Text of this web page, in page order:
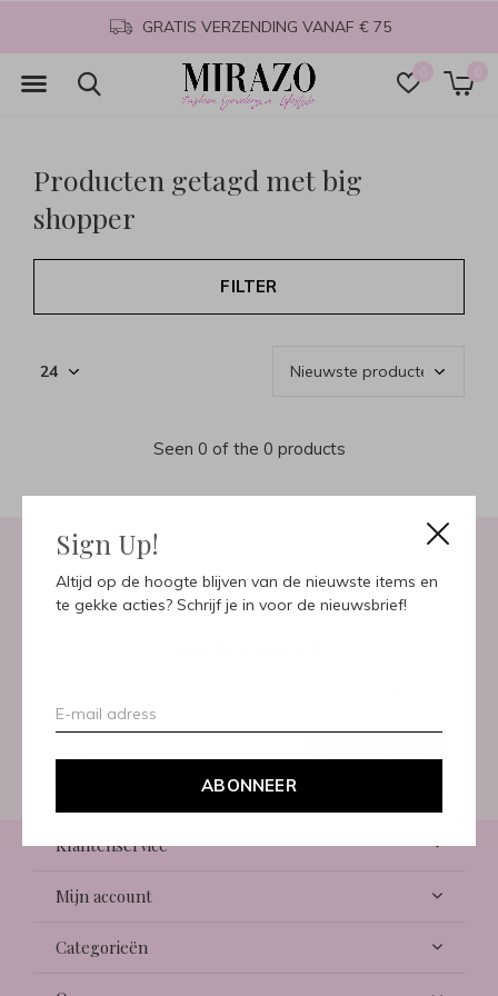
Sign Up!
Altijd op de hoogte blijven van de nieuwste items en
te gekke acties? Schrijf je in voor de nieuwsbrief!
ABONNEER
0 0
GRATIS VERZENDING VANAF € 75
Producten getagd met big
shopper
FILTER
Seen 0 of the 0 products
Meld je aan voor onze
ABONNEER
Klantenservice
Mijn account
Categorieën